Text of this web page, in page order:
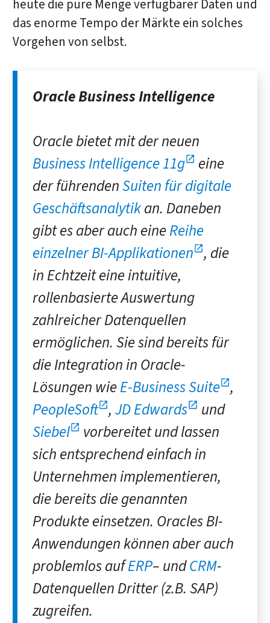
heute die pure Menge verfügbarer Daten und
das enorme Tempo der Märkte ein solches
Vorgehen von selbst.
Oracle Business Intelligence
Oracle bietet mit der neuen
Business Intelligence 11g
eine
der führendenSuiten für digitale
Geschäftsanalytikan. Daneben
gibt es aber auch eineReihe
einzelner BI-Applikationen , die
in Echtzeit eine intuitive,
rollenbasierte Auswertung
zahlreicher Datenquellen
ermöglichen. Sie sind bereits für
die Integration in Oracle-
Lösungen wieE-Business Suite ,
PeopleSoft ,JD Edwards
und
Siebel
vorbereitet und lassen
sich entsprechend einfach in
Unternehmen implementieren,
die bereits die genannten
Produkte einsetzen. Oracles BI-
Anwendungen können aber auch
problemlos aufERP– undCRM-
Datenquellen Dritter (z.B. SAP)
zugreifen.